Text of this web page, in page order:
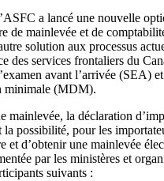
a lancé une nouvelle
de mainlevée et de
solution aux processus
des services frontaliers du
avant l’arrivée (SEA)
minimale (MDM).
mainlevée, la déclaration
possibilité, pour les
et d’obtenir une mainlevée
par les ministères et
suivants :